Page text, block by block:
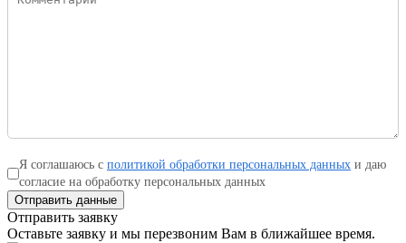
Я соглашаюсь с политикой обработки персональных данных и даю
согласие на обработку персональных данных
Отправить данные
Отправить заявку
Оставьте заявку и мы перезвоним Вам в ближайшее время.